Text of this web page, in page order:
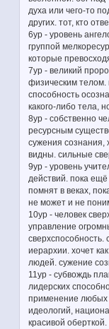
духа или чего-то
других. тот, кто
6ур - уровень
группой
которые
7ур - великий
физическим телом.
способность
какого-либо тела,
8ур - собственно
ресурсным
сужения сознания,
видны. сильные
9ур - уровень
действий. пока ещё
помнят в веках,
не может и не
10ур - человек
управление
иерархии. хочет
людей. сужение
11ур - субвождь
лидерских
применение любых
идеологий,
красивой